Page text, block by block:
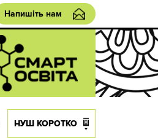
Напишіть нам
НУШ КОРОТКО